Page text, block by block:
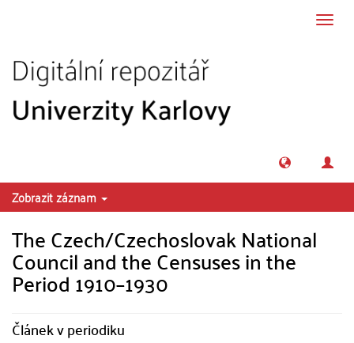
Zobrazit záznam
The Czech/Czechoslovak National
Council and the Censuses in the
Period 1910–1930
Článek v periodiku